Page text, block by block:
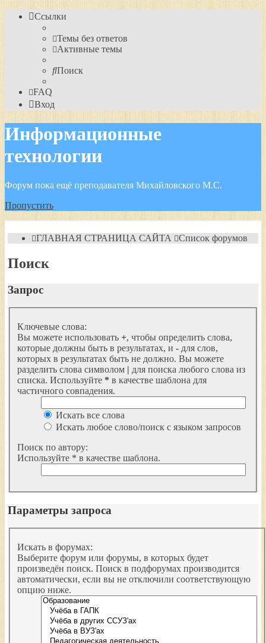
Ссылки
Темы без ответов
Активные темы
Поиск
FAQ
Вход
Информационные
технологии
Форум пока ещё преподавателя Михайловского М.С.
Пропустить
ГЛАВНАЯ СТРАНИЦА САЙТА Список форумов
Поиск
Запрос
Ключевые слова:
Вы можете использовать +, чтобы определить слова,
которые должны быть в результатах, и - для слов,
которых в результатах быть не должно. Вы можете
разделить слова символом | для поиска любого слова из
списка. Используйте * в качестве шаблона для
частичного совпадения.
Искать все слова
Искать любое слово/поиск с языком запросов
Поиск по автору:
Используйте * в качестве шаблона.
Параметры запроса
Искать в форумах:
Выберите форум или форумы, в которых будет
произведён поиск. Поиск в подфорумах производится
автоматически, если вы не отключили соответствующую
опцию ниже.